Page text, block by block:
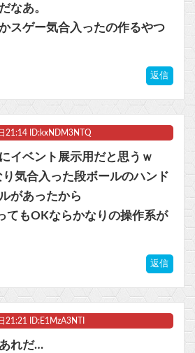
なあ。
スゲー気合入ったの作るやつ
返信
21:14 ID:kxNDM3NTQ
イベント展示用だと思うｗ
気合入った段ボールのハンド
があったから
てもOKならかなりの操作系が
返信
21:21 ID:E1MzA3NTI
れだ…